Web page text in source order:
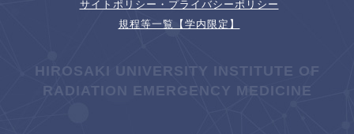
サイトポリシー・プライバシーポリシー
規程等一覧【学内限定】
HIROSAKI UNIVERSITY INSTITUTE OF
RADIATION EMERGENCY MEDICINE